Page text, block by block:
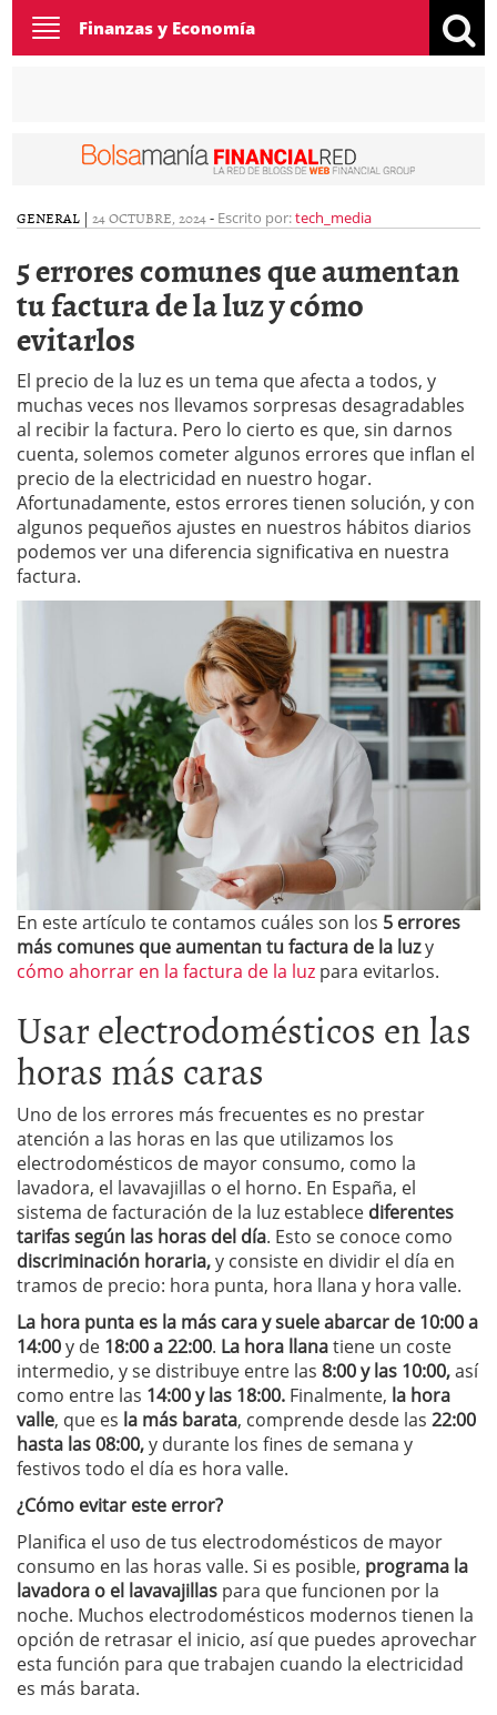
Toggle
navigation
Finanzas y Economía
GENERAL | 24 OCTUBRE, 2024- Escrito por:tech_media
5 errores comunes que aumentan
tu factura de la luz y cómo
evitarlos
El precio de la luz es un tema que afecta a todos, y
muchas veces nos llevamos sorpresas desagradables
al recibir la factura. Pero lo cierto es que, sin darnos
cuenta, solemos cometer algunos errores que inflan el
precio de la electricidad en nuestro hogar.
Afortunadamente, estos errores tienen solución, y con
algunos pequeños ajustes en nuestros hábitos diarios
podemos ver una diferencia significativa en nuestra
factura.
En este artículo te contamos cuáles son los 5 errores
más comunes que aumentan tu factura de la luzy
cómo ahorrar en la factura de la luz para evitarlos.
Usar electrodomésticos en las
horas más caras
Uno de los errores más frecuentes es no prestar
atención a las horas en las que utilizamos los
electrodomésticos de mayor consumo, como la
lavadora, el lavavajillas o el horno. En España, el
sistema de facturación de la luz establece diferentes
tarifas según las horas del día. Esto se conoce como
discriminación horaria,y consiste en dividir el día en
tramos de precio: hora punta, hora llana y hora valle.
La hora punta es la más cara y suele abarcar de 10:00 a
14:00y de 18:00 a 22:00. La hora llanatiene un coste
intermedio, y se distribuye entre las 8:00 y las 10:00,así
como entre las 14:00 y las 18:00. Finalmente, la hora
valle, que es la más barata, comprende desde las 22:00
hasta las 08:00,y durante los fines de semana y
festivos todo el día es hora valle.
¿Cómo evitar este error?
Planifica el uso de tus electrodomésticos de mayor
consumo en las horas valle. Si es posible, programa la
lavadora o el lavavajillas para que funcionen por la
noche. Muchos electrodomésticos modernos tienen la
opción de retrasar el inicio, así que puedes aprovechar
esta función para que trabajen cuando la electricidad
es más barata.